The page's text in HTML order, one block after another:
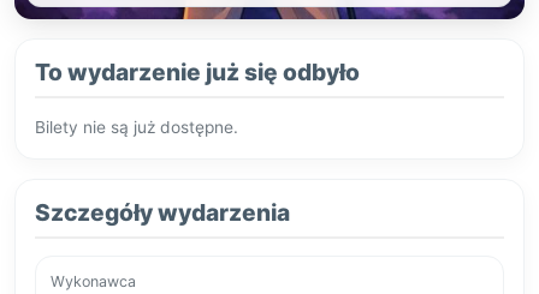
To wydarzenie już się odbyło
Bilety nie są już dostępne.
Szczegóły wydarzenia
Wykonawca